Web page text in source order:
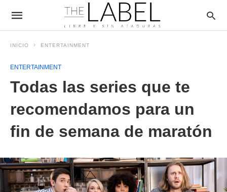
INICIO ENTERTAINMENT
ENTERTAINMENT
Todas las series que te
recomendamos para un
fin de semana de maratón